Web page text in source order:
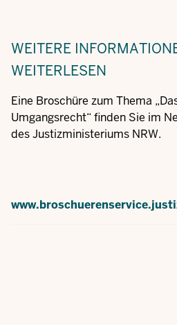
WEITERE
WEITERLESEN
Eine Broschüre zum Thema
Umgangsrecht“ finden Sie im
des Justizministeriums NRW.